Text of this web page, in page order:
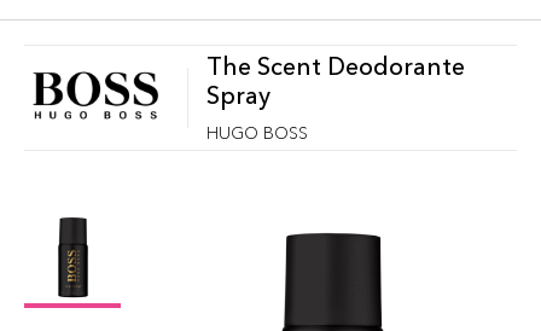
The Scent Deodorante
Spray
HUGO BOSS